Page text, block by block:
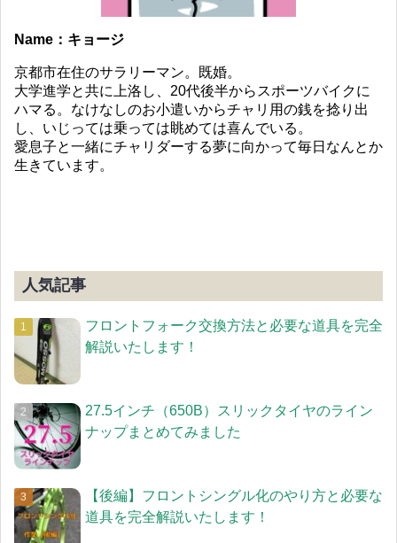
Name：キョージ
京都市在住のサラリーマン。既婚。
大学進学と共に上洛し、20代後半からスポーツバイクに
ハマる。なけなしのお小遣いからチャリ用の銭を捻り出
し、いじっては乗っては眺めては喜んでいる。
愛息子と一緒にチャリダーする夢に向かって毎日なんとか
生きています。
人気記事
フロントフォーク交換方法と必要な道具を完全
解説いたします！
27.5インチ（650B）スリックタイヤのライン
ナップまとめてみました
【後編】フロントシングル化のやり方と必要な
道具を完全解説いたします！